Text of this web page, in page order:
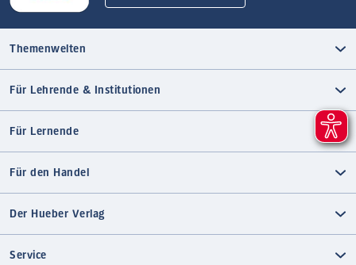
Themenwelten
Für Lehrende & Institutionen
Für Lernende
Für den Handel
Der Hueber Verlag
Service